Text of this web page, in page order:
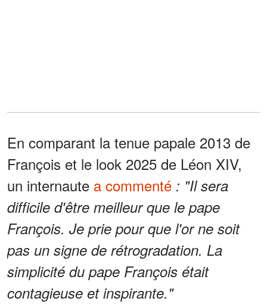
En comparant la tenue papale 2013 de
François et le look 2025 de Léon XIV,
un internaute a commenté : "Il sera
difficile d'être meilleur que le pape
François. Je prie pour que l'or ne soit
pas un signe de rétrogradation. La
simplicité du pape François était
contagieuse et inspirante."